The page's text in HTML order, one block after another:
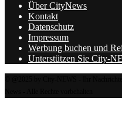
Über CityNews
Kontakt
Datenschutz
Impressum
Werbung buchen und
Unterstützen Sie City-